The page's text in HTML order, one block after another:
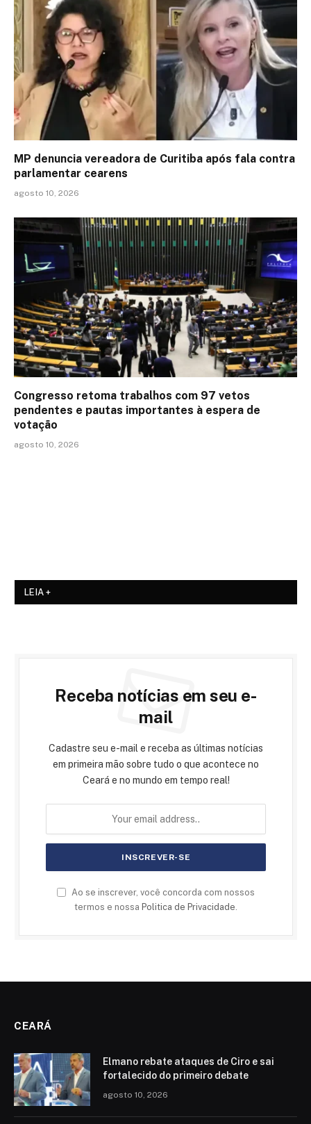
MP denuncia vereadora de Curitiba após fala contra
parlamentar cearens
agosto 10, 2026
Congresso retoma trabalhos com 97 vetos
pendentes e pautas importantes à espera de
votação
agosto 10, 2026
LEIA +
Receba notícias em seu e-
mail
Cadastre seu e-mail e receba as últimas notícias
em primeira mão sobre tudo o que acontece no
Ceará e no mundo em tempo real!
Ao se inscrever, você concorda com nossos
termos e nossa Politica de Privacidade
CEARÁ
Elmano rebate ataques de Ciro e sai
fortalecido do primeiro debate
agosto 10, 2026